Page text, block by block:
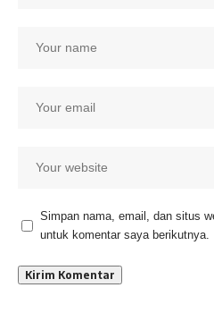
Simpan nama, email, dan situs
untuk komentar saya berikutnya.